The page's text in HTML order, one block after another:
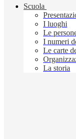
Scuola
I luoghi
Le
I numeri
Le carte
La storia